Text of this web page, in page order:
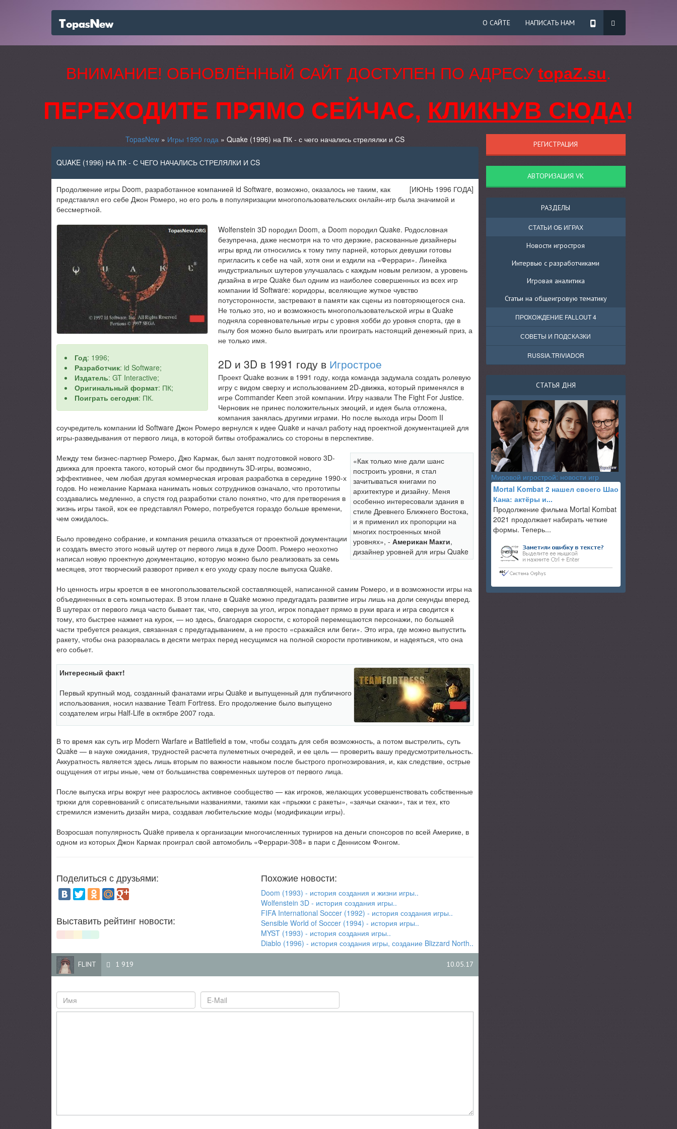
О САЙТЕ НАПИСАТЬ НАМ
ВНИМАНИЕ! ОБНОВЛЁННЫЙ САЙТ ДОСТУПЕН ПО АДРЕСУ topaZ.su.
ПЕРЕХОДИТЕ ПРЯМО СЕЙЧАС, КЛИКНУВ СЮДА!
TopasNew» Игры 1990 года » Quake (1996) на ПК - с чего начались стрелялки и CS
QUAKE (1996) НА ПК - С ЧЕГО НАЧАЛИСЬ СТРЕЛЯЛКИ И CS
[ИЮНЬ 1996 ГОДА]
Продолжение игры Doom, разработанное компанией id Software, возможно, оказалось не таким, как
представлял его себе Джон Ромеро, но его роль в популяризации многопользовательских онлайн-игр была значимой и
бессмертной.
Год: 1996;
Разработчик: id Software;
Издатель: GT Interactive;
Оригинальный формат: ПК;
Поиграть сегодня: ПК.
Wolfenstein 3D породил Doom, а Doom породил Quake. Родословная
безупречна, даже несмотря на то что дерзкие, раскованные дизайнеры
игры вряд ли относились к тому типу парней, которых девушки готовы
пригласить к себе на чай, хотя они и ездили на «Феррари». Линейка
индустриальных шутеров улучшалась с каждым новым релизом, а уровень
дизайна в игре Quake был одним из наиболее совершенных из всех игр
компании id Software: коридоры, вселяющие жуткое чувство
потусторонности, застревают в памяти как сцены из повторяющегося сна.
Не только это, но и возможность многопользовательской игры в Quake
подняла соревновательные игры с уровня хобби до уровня спорта, где в
пылу боя можно было выиграть или проиграть настоящий денежный приз, а
не только имя.
2D и 3D в 1991 году в Игрострое
Проект Quake возник в 1991 году, когда команда задумала создать ролевую
игру с видом сверху и использованием 2D-движка, который применялся в
игре Commander Keen этой компании. Игру назвали The Fight For Justice.
Черновик не принес положительных эмоций, и идея была отложена,
компания занялась другими играми. Но после выхода игры Doom II
соучредитель компании id Software Джон Ромеро вернулся к идее Quake и начал работу над проектной документацией для
игры-разведывания от первого лица, в которой битвы отображались со стороны в перспективе.
«Как только мне дали шанс
построить уровни, я стал
зачитываться книгами по
архитектуре и дизайну. Меня
особенно интересовали здания в
стиле Древнего Ближнего Востока,
и я применил их пропорции на
многих построенных мной
уровнях», - Американ Макги,
дизайнер уровней для игры Quake
Между тем бизнес-партнер Ромеро, Джо Кармак, был занят подготовкой нового 3D-
движка для проекта такого, который смог бы продвинуть 3D-игры, возможно,
эффективнее, чем любая другая коммерческая игровая разработка в середине 1990-х
годов. Но нежелание Кармака нанимать новых сотрудников означало, что прототипы
создавались медленно, а спустя год разработки стало понятно, что для претворения в
жизнь игры такой, кок ее представлял Ромеро, потребуется гораздо больше времени,
чем ожидалось.
Было проведено собрание, и компания решила отказаться от проектной документации
и создать вместо этого новый шутер от первого лица в духе Doom. Ромеро неохотно
написал новую проектную документацию, которую можно было реализовать за семь
месяцев, этот творческий разворот привел к его уходу сразу после выпуска Quake.
Но ценность игры кроется в ее многопользовательской составляющей, написанной самим Ромеро, и в возможности игры на
объединенных в сеть компьютерах. В этом плане в Quake можно предугадать развитие игры лишь на доли секунды вперед.
В шутерах от первого лица часто бывает так, что, свернув за угол, игрок попадает прямо в руки врага и игра сводится к
тому, кто быстрее нажмет на курок, — но здесь, благодаря скорости, с которой перемещаются персонажи, по большей
части требуется реакция, связанная с предугадыванием, а не просто «сражайся или беги». Это игра, где можно выпустить
ракету, чтобы она разорвалась в десяти метрах перед несущимся на полной скорости противником, и надеяться, что она
его собьет.
Интересный факт!
Первый крупный мод, созданный фанатами игры Quake и выпущенный для публичного
использования, носил название Team Fortress. Его продолжение было выпущено
создателем игры Half-Life в октябре 2007 года.
В то время как суть игр Modern Warfare и Battlefield в том, чтобы создать для себя возможность, а потом выстрелить, суть
Quake — в науке ожидания, трудностей расчета пулеметных очередей, и ее цель — проверить вашу предусмотрительность.
Аккуратность является здесь лишь вторым по важности навыком после быстрого прогнозирования, и, как следствие, острые
ощущения от игры иные, чем от большинства современных шутеров от первого лица.
После выпуска игры вокруг нее разрослось активное сообщество — как игроков, желающих усовершенствовать собственные
трюки для соревнований с описательными названиями, такими как «прыжки с ракеты», «заячьи скачки», так и тех, кто
стремился изменить дизайн мира, создавая любительские моды (модификации игры).
Возросшая популярность Quake привела к организации многочисленных турниров на деньги спонсоров по всей Америке, в
одном из которых Джон Кармак проиграл свой автомобиль «Феррари-308» в пари с Деннисом Фонгом.
Поделиться с друзьями:
Выставить рейтинг новости:
Похожие новости:
Doom (1993) - история создания и жизни игры..
Wolfenstein 3D - история создания игры..
FIFA International Soccer (1992) - история создания игры..
Sensible World of Soccer (1994) - история игры..
MYST (1993) - история создания игры..
Diablo (1996) - история создания игры, создание Blizzard North..
FLINT 1 919 10.05.17
РЕГИСТРАЦИЯ
АВТОРИЗАЦИЯ VK
РАЗДЕЛЫ
СТАТЬИ ОБ ИГРАХ
Новости игростроя
Интервью с разработчиками
Игровая аналитика
Статьи на общеигровую тематику
ПРОХОЖДЕНИЕ FALLOUT 4
СОВЕТЫ И ПОДСКАЗКИ
RUSSIA.TRIVIADOR
СТАТЬЯ ДНЯ
Мировой игрострой: новости игр
Mortal Kombat 2 нашел своего Шао
Кана: актёры и...
Продолжение фильма Mortal Kombat
2021 продолжает набирать четкие
формы. Теперь...